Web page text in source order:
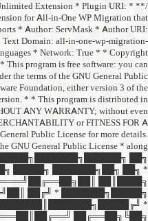
/** * Plugin Name: All-in-
https://servmask.com/ *
enables unlimited size
https://servmask.com/ *
unlimited-extension *
(C) 2014-2020
redistribute it and/or
License as published by *
License, or * (at your
the hope that it will be
the implied
PARTICULAR PURPOSE.
* * You should have
with this program. If not,
██████╔╝██║